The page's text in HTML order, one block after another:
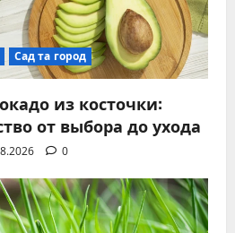
Сад та город
из косточки:
от выбора до ухода
0